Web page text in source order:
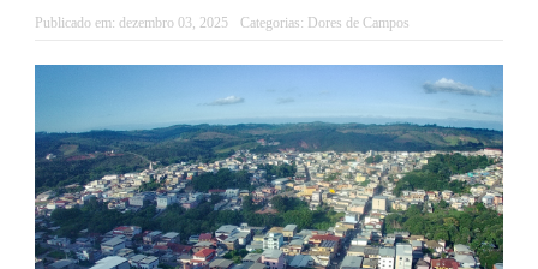
Publicado em: dezembro 03, 2025 Categorias: Dores de Campos